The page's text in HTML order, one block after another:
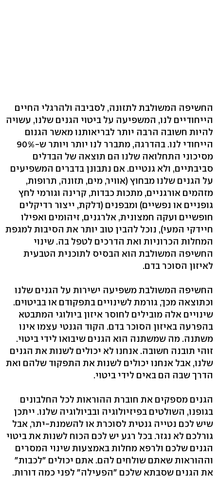
החשיפה המשולבת לתזונה, לסביבה ולהרגלי החיים
הייחודיים לנו, המשפיעה על ביטוי הגנים שלנו, עשויה
להיות חשובה הרבה יותר לבריאותנו מאשר הגנום
הייחודי לנו. בהדרגה, מתברר לנו יותר ויותר ש-90%
מסיכוני התחלואה שלנו הם תוצאה של הבדלים
סביבתיים, ולא גנטיים. אם נתבונן בדברים המשפיעים
על הגנים שלנו מבחוץ (אוויר, מים, תזונה, תרופות,
מזהמים אורגניים, מתכות כבדות, קרינה וגורמי לחץ
גופניים או נפשיים) ומבפנים (דלקת, ייצור רדיקלים
חופשיים ועקה חמצונית, אלרגנים, זיהומים ואפילו
חיידקי המעי), נוכל להבין טוב יותר את הסיבות למגפת
המחלות הכרוניות ואת הדרכים לטפל בה. שינוי
החשיפה המשולבת הוא הבסיס לתוכנית הטבעית
לאיזון הסוכר בדם.
החשיפה המשולבת משפיעה ישירות על הגנים שלנו
וכתוצאה מכך, גורמת לשינויים בתפקודם או בביטוים.
שינויים אלה מובילים לחוסר איזון ביולוגי המתבטא
בהפרעה באיזון הסוכר בדם. הקוד הגנטי עצמו אינו
משתנה. מה שמשתנה הוא הגנים שיבואו לידי ביטוי.
זוהי תובנה חשובה. אנחנו לא יכולים לשנות את הגנים
שלנו, אבל אנחנו יכולים לשנות את התפקוד שלהם ואת
הדרך שבה הם באים לידי ביטוי.
הגנים מספקים את חוברת ההוראות לכל החלבונים
בגופנו, השולטים בפיזיולוגיה ובביולוגיה שלנו. ייתכן
שיש לכם נטייה גנטית לסוכרת או להשמנת-יתר, אבל
גורלכם לא נגזר. בכל רגע יש לכם הכוח לשנות את ביטוי
הגנים שלכם ולרפא מחלות באמצעות שינוי המסרים
וההוראות שאתם שולחים להם. אתם יכולים "לכבות"
את הגנים שסבתא שלכם "הפעילה" לפני כמה דורות.